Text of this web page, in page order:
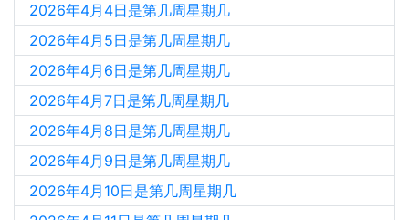
2026年4月4日是第几周星期几
2026年4月5日是第几周星期几
2026年4月6日是第几周星期几
2026年4月7日是第几周星期几
2026年4月8日是第几周星期几
2026年4月9日是第几周星期几
2026年4月10日是第几周星期几